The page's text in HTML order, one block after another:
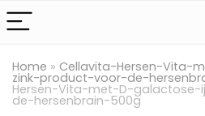
Home » Cellavita-Hersen-Vita-
zink-product-voor-de-
Hersen-Vita-met-D-
de-hersenbrain-500g